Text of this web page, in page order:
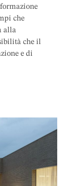
che
alla
che il
e di